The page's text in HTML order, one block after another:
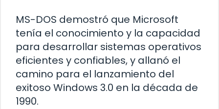
MS-DOS demostró que Microsoft
tenía el conocimiento y la capacidad
para desarrollar sistemas operativos
eficientes y confiables, y allanó el
camino para el lanzamiento del
exitoso Windows 3.0 en la década de
1990.